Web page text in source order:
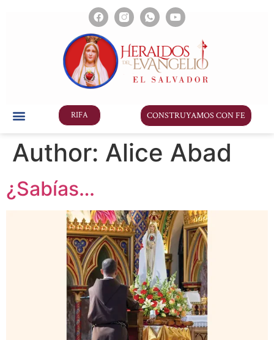
RIFA CONSTRUYAMOS CON FE
Author: Alice Abad
¿Sabías…